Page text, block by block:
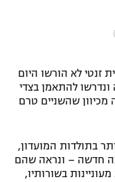
זנטי לא הורשו היום
להתאמן בצדי
שהשניים טרם
בתולדות המועדון,
חדשה – ונראה שהם
בשורותיו,